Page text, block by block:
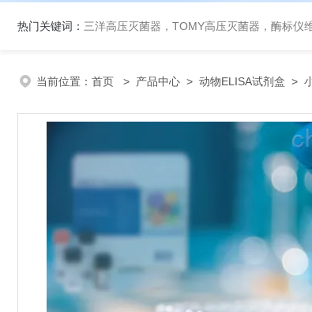
热门关键词： 三洋高压灭菌器，TOMY高压灭菌器，酶标仪
当前位置： 首页 > 产品中心 > 动物ELISA试剂盒 >